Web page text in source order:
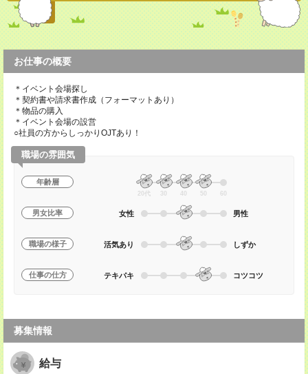
お仕事の概要
＊イベント会場探し
＊契約書や請求書作成（フォーマットあり）
＊物品の購入
＊イベント会場の設営
○社員の方からしっかりOJTあり！
職場の雰囲気
年齢層
20代 30 40 50 60
男女比率 女性 男性
職場の様子 活気あり しずか
仕事の仕方 テキパキ コツコツ
募集情報
給与